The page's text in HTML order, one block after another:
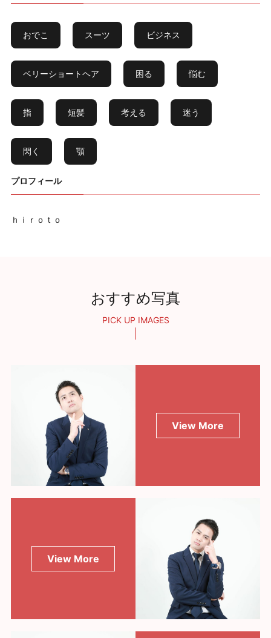
おでこ スーツ ビジネス
ベリーショートヘア 困る 悩む
指 短髪 考える 迷う
閃く 顎
プロフィール
ｈｉｒｏｔｏ
おすすめ写真
PICK UP IMAGES
View More
View More